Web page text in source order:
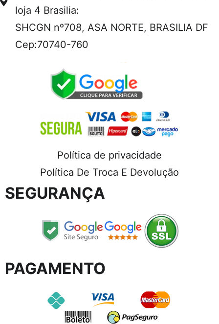
loja 4 Brasilia:
SHCGN nº708, ASA NORTE, BRASILIA DF
Cep:70740-760
Política de privacidade
Política De Troca E Devolução
SEGURANÇA
PAGAMENTO